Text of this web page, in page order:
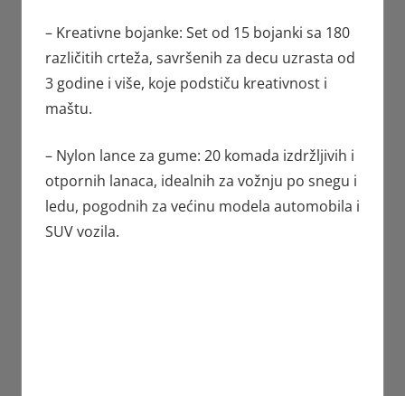
– Kreativne bojanke: Set od 15 bojanki sa 180
različitih crteža, savršenih za decu uzrasta od
3 godine i više, koje podstiču kreativnost i
maštu.
– Nylon lance za gume: 20 komada izdržljivih i
otpornih lanaca, idealnih za vožnju po snegu i
ledu, pogodnih za većinu modela automobila i
SUV vozila.